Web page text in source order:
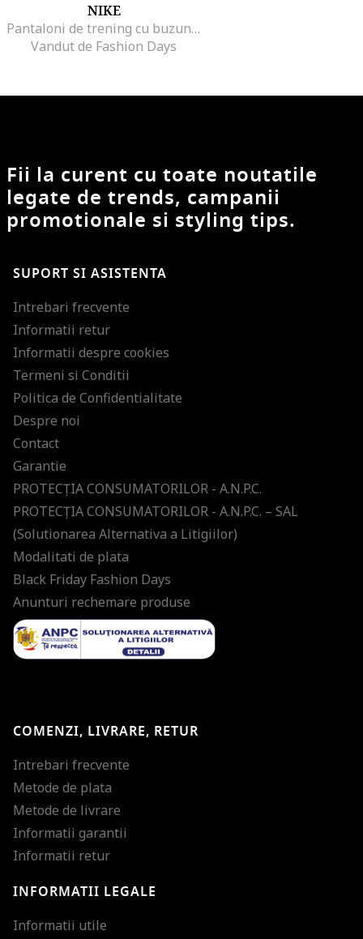
NIKE
Pantaloni de trening cu buzunare laterale, Alb
Vandut de Fashion Days
Fii la curent cu toate noutatile
legate de trends, campanii
promotionale si styling tips.
SUPORT SI ASISTENTA
Intrebari frecvente
Informatii retur
Informatii despre cookies
Termeni si Conditii
Politica de Confidentialitate
Despre noi
Contact
Garantie
PROTECŢIA CONSUMATORILOR - A.N.P.C.
PROTECŢIA CONSUMATORILOR - A.N.P.C. – SAL
(Solutionarea Alternativa a Litigiilor)
Modalitati de plata
Black Friday Fashion Days
Anunturi rechemare produse
COMENZI, LIVRARE, RETUR
Intrebari frecvente
Metode de plata
Metode de livrare
Informatii garantii
Informatii retur
INFORMATII LEGALE
Informatii utile